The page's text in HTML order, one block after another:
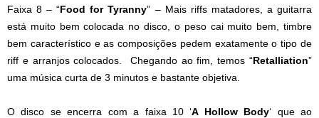
Faixa 8 – “Food for Tyranny” – Mais riffs matadores, a guitarra
está muito bem colocada no disco, o peso cai muito bem, timbre
bem característico e as composições pedem exatamente o tipo de
riff e arranjos colocados. Chegando ao fim, temos “Retalliation”
uma música curta de 3 minutos e bastante objetiva.
O disco se encerra com a faixa 10 ‘A Hollow Body‘ que ao